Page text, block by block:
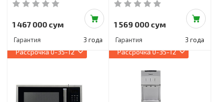
1 467 000 сум
Гарантия 3 года
1 569 000 сум
Гарантия 3 года
Рассрочка0-35-12 Рассрочка0-35-12